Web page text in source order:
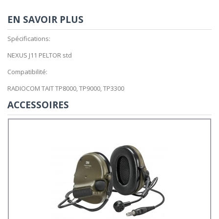
EN SAVOIR PLUS
Spécifications:
NEXUS J11 PELTOR std
Compatibilité:
RADIOCOM TAIT TP8000, TP9000, TP3300
ACCESSOIRES